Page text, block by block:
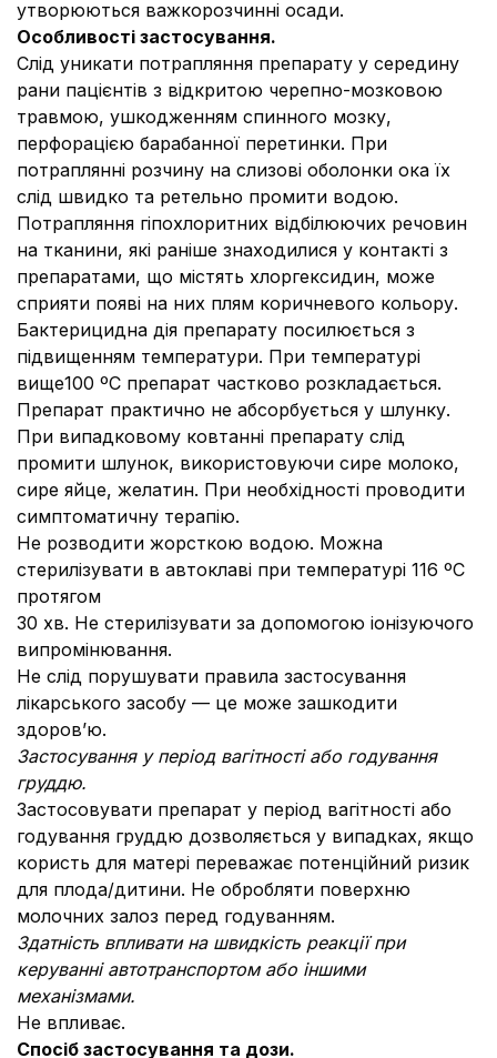
утворюються важкорозчинні осади.
Особливості застосування.
Слід уникати потрапляння препарату у середину
рани пацієнтів з відкритою черепно-мозковою
травмою, ушкодженням спинного мозку,
перфорацією барабанної перетинки. При
потраплянні розчину на слизові оболонки ока їх
слід швидко та ретельно промити водою.
Потрапляння гіпохлоритних відбілюючих речовин
на тканини, які раніше знаходилися у контакті з
препаратами, що містять хлоргексидин, може
сприяти появі на них плям коричневого кольору.
Бактерицидна дія препарату посилюється з
підвищенням температури. При температурі
вище100 ºС препарат частково розкладається.
Препарат практично не абсорбується у шлунку.
При випадковому ковтанні препарату слід
промити шлунок, використовуючи сире молоко,
сире яйце, желатин. При необхідності проводити
симптоматичну терапію.
Не розводити жорсткою водою. Можна
стерилізувати в автоклаві при температурі 116 ºС
протягом
30 хв. Не стерилізувати за допомогою іонізуючого
випромінювання.
Не слід порушувати правила застосування
лікарського засобу — це може зашкодити
здоров’ю.
Застосування у період вагітності або годування
груддю.
Застосовувати препарат у період вагітності або
годування груддю дозволяється у випадках, якщо
користь для матері переважає потенційний ризик
для плода/дитини. Не обробляти поверхню
молочних залоз перед годуванням.
Здатність впливати на швидкість реакції при
керуванні автотранспортом або іншими
механізмами.
Не впливає.
Спосіб застосування та дози.